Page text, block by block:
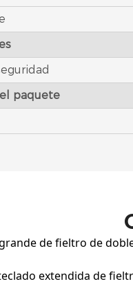
paquete
de fieltro de
extendida de